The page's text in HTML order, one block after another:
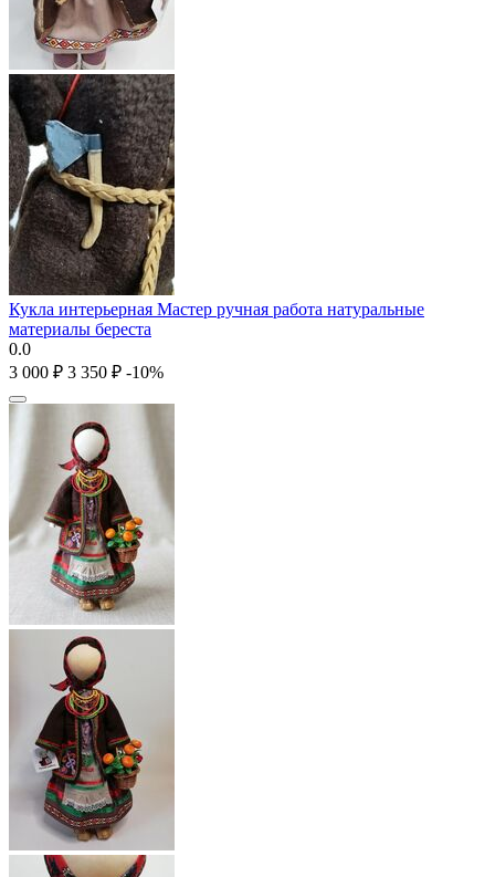
Кукла интерьерная Мастер ручная работа натуральные
материалы береста
0.0
3 000 ₽ 3 350 ₽ -10%